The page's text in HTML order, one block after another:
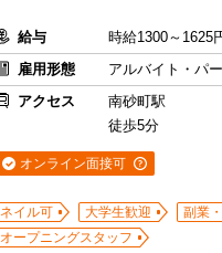
給与
時給1300～
雇用形態
アルバイト・パ
アクセス
南砂町駅
徒歩5分
オンライン面接可
ネイル可 大学生歓迎 副業
オープニングスタッフ